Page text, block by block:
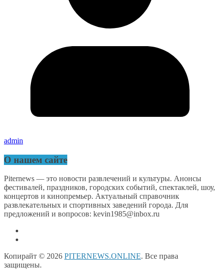
admin
О нашем сайте
Piternews — это новости развлечений и культуры. Анонсы
фестивалей, праздников, городских событий, спектаклей, шоу,
концертов и кинопремьер. Актуальный справочник
развлекательных и спортивных заведений города. Для
предложений и вопросов: kevin1985@inbox.ru
Копирайт © 2026 PITERNEWS.ONLINE. Все права
защищены.